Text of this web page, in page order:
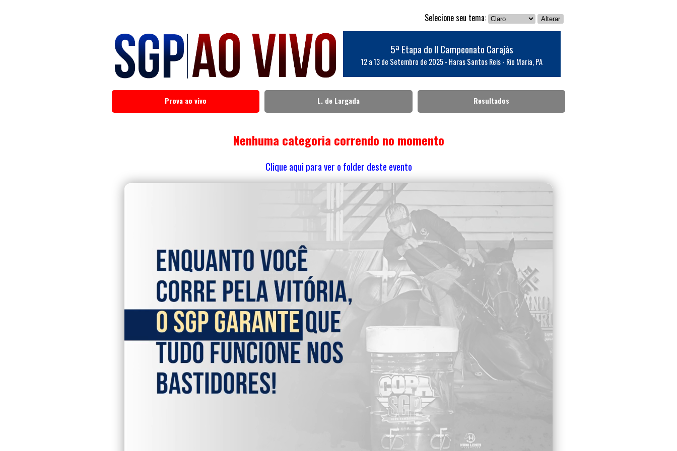
Selecione seu tema: Alterar
5ª Etapa do II Campeonato Carajás
12 a 13 de Setembro de 2025- Haras Santos Reis - Rio Maria, PA
Prova ao vivo L. de Largada Resultados
Nenhuma categoria correndo no momento
Clique aqui para ver o folder deste evento